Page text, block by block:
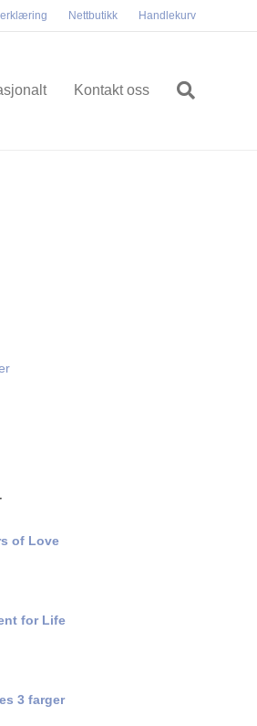
Nettbutikk Handlekurv
Kontakt oss
of Love
for Life
3 farger